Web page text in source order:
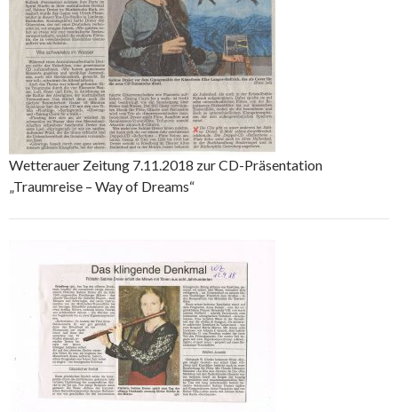
Wetterauer Zeitung 7.11.2018 zur CD-Präsentation
„Traumreise – Way of Dreams“